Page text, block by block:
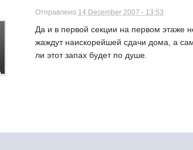
Отправлено 14 December 2007 - 13:53
Да и в первой секции на первом этаже
жаждут наискорейшей сдачи дома, а
ли этот запах будет по душе.